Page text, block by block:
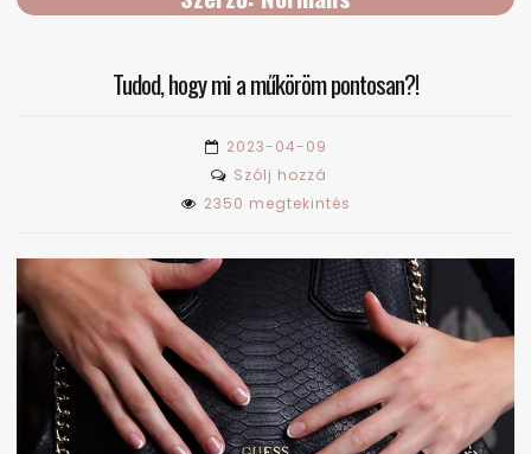
Tudod, hogy mi a műköröm pontosan?!
2023-04-09
Szólj hozzá
Tudod,
mi
a
műköröm
pontosan?!
2350 megtekintés